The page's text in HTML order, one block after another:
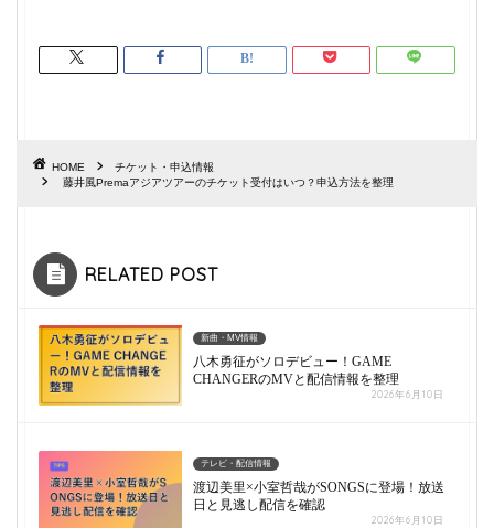
HOME
チケット・申込情報
藤井風Premaアジアツアーのチケット受付はいつ？申込方法を整理
RELATED POST
新曲・MV情報
八木勇征がソロデビュー！GAME
CHANGERのMVと配信情報を整理
2026年6月10日
テレビ・配信情報
渡辺美里×小室哲哉がSONGSに登場！放送
日と見逃し配信を確認
2026年6月10日